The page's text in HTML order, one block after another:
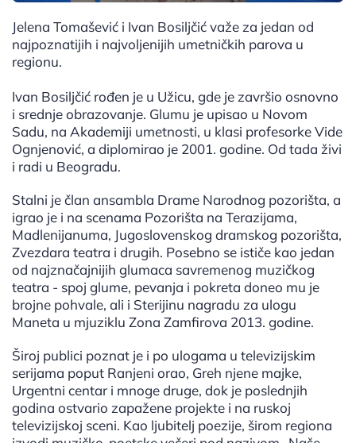
Jelena Tomašević i Ivan Bosiljčić važe za jedan od
najpoznatijih i najvoljenijih umetničkih parova u
regionu.
Ivan Bosiljčić rođen je u Užicu, gde je završio osnovno
i srednje obrazovanje. Glumu je upisao u Novom
Sadu, na Akademiji umetnosti, u klasi profesorke Vide
Ognjenović, a diplomirao je 2001. godine. Od tada živi
i radi u Beogradu.
Stalni je član ansambla Drame Narodnog pozorišta, a
igrao je i na scenama Pozorišta na Terazijama,
Madlenijanuma, Jugoslovenskog dramskog pozorišta,
Zvezdara teatra i drugih. Posebno se ističe kao jedan
od najznačajnijih glumaca savremenog muzičkog
teatra - spoj glume, pevanja i pokreta doneo mu je
brojne pohvale, ali i Sterijinu nagradu za ulogu
Maneta u mjuziklu Zona Zamfirova 2013. godine.
Široj publici poznat je i po ulogama u televizijskim
serijama poput Ranjeni orao, Greh njene majke,
Urgentni centar i mnoge druge, dok je poslednjih
godina ostvario zapažene projekte i na ruskoj
televizijskoj sceni. Kao ljubitelj poezije, širom regiona